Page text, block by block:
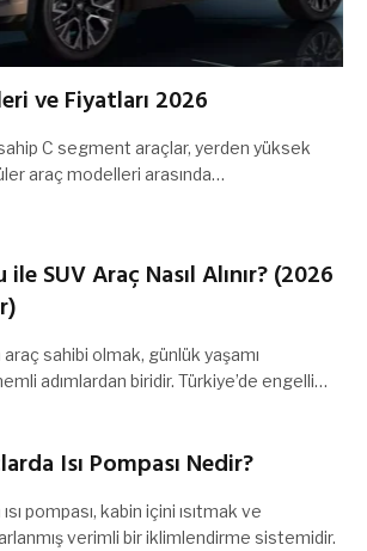
ve Fiyatları 2026
C segment araçlar, yerden yüksek
araç modelleri arasında…
SUV Araç Nasıl Alınır? (2026
sahibi olmak, günlük yaşamı
adımlardan biridir. Türkiye’de engelli…
Isı Pompası Nedir?
pompası, kabin içini ısıtmak ve
verimli bir iklimlendirme sistemidir.